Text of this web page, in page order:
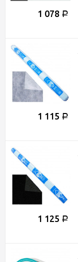
1 078 Р
1 115 Р
1 125 Р